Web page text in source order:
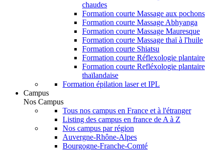
chaudes
Formation courte Massage aux pochons
Formation courte Massage Abhyanga
Formation courte Massage Mauresque
Formation courte Massage thaï à l'huile
Formation courte Shiatsu
Formation courte Réflexologie plantaire
Formation courte Refléxologie plantaire
thaïlandaise
Formation épilation laser et IPL
Campus
Nos Campus
Tous nos campus en France et à l'étranger
Listing des campus en france de A à Z
Nos campus par région
Auvergne-Rhône-Alpes
Bourgogne-Franche-Comté